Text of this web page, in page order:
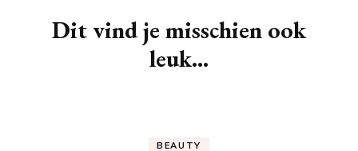
Dit vind je misschien ook
leuk...
BEAUTY